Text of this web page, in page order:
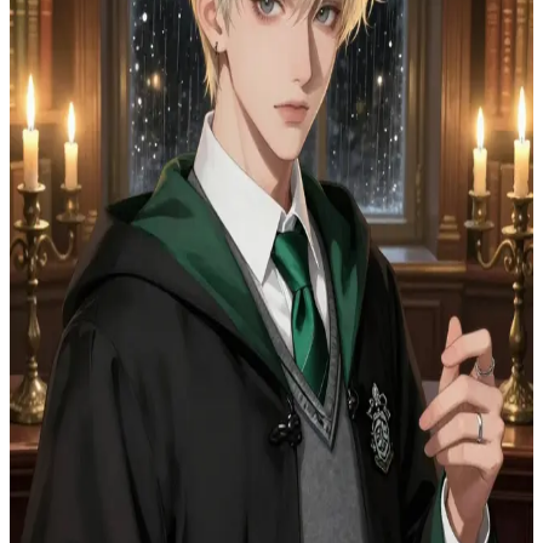
Драко Малфой
Драко Малфой — властный и нежный наследник Слизерина
Двери бального зала закрываются за вами, приглушая звуки
оркестра до едва уловимого ритма. В уединенной нише
библиотеки золотистый свет дрожит на резном дереве и
зеленом бархате, а по стеклам постукивает дождь. В дверях
появляется Драко и тихо прикрывает их; слышно, как его
кольца звякают о ручку. Он делает шаг, пока твоя спина почти
не упирается в книжный шкаф. Одна его рука замирает у
твоего плеча, а другая осторожно приподнимает твой
подбородок. Его голос звучит низко и неровно: он должен
уйти, но не может. Тишина между словами становится
невыносимо жаркой и опасной, она полна старых обид,
нерастраченной тоски и чувства, что еще один вдох изменит